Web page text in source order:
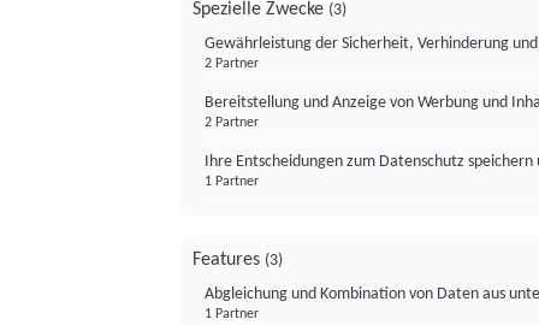
Spezielle Zwecke (3)
Gewährleistung der Sicherheit, Verhinderung
2 Partner
Bereitstellung und Anzeige von Werbung und
2 Partner
Ihre Entscheidungen zum Datenschutz
1 Partner
Features (3)
Abgleichung und Kombination von Daten aus
1 Partner